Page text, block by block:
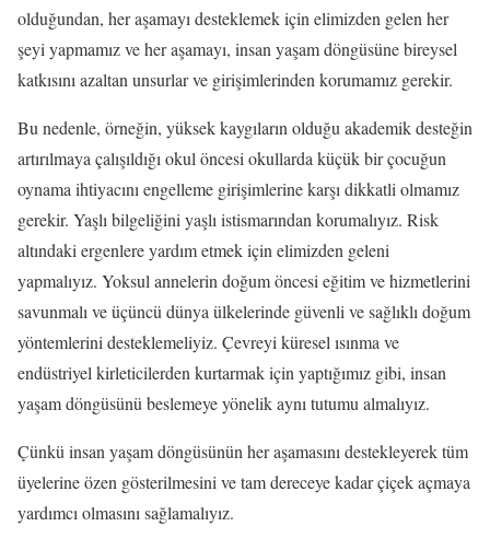
olduğundan, her aşamayı desteklemek için elimizden gelen her
şeyi yapmamız ve her aşamayı, insan yaşam döngüsüne bireysel
katkısını azaltan unsurlar ve girişimlerinden korumamız gerekir.
Bu nedenle, örneğin, yüksek kaygıların olduğu akademik desteğin
artırılmaya çalışıldığı okul öncesi okullarda küçük bir çocuğun
oynama ihtiyacını engelleme girişimlerine karşı dikkatli olmamız
gerekir. Yaşlı bilgeliğini yaşlı istismarından korumalıyız. Risk
altındaki ergenlere yardım etmek için elimizden geleni
yapmalıyız. Yoksul annelerin doğum öncesi eğitim ve hizmetlerini
savunmalı ve üçüncü dünya ülkelerinde güvenli ve sağlıklı doğum
yöntemlerini desteklemeliyiz. Çevreyi küresel ısınma ve
endüstriyel kirleticilerden kurtarmak için yaptığımız gibi, insan
yaşam döngüsünü beslemeye yönelik aynı tutumu almalıyız.
Çünkü insan yaşam döngüsünün her aşamasını destekleyerek tüm
üyelerine özen gösterilmesini ve tam dereceye kadar çiçek açmaya
yardımcı olmasını sağlamalıyız.